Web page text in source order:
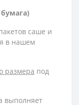
саше и
в нашем
размера под
выполняет